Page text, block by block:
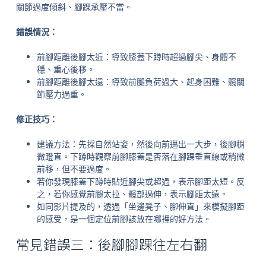
關節過度傾斜、腳踝承壓不當。
錯誤情況：
前腳距離後腳太近：導致膝蓋下蹲時超過腳尖、身體不
穩、重心後移。
前腳距離後腳太遠：導致前腿負荷過大、起身困難、髖關
節壓力過重。
修正技巧：
建議方法：先採自然站姿，然後向前邁出一大步，後腳稍
微蹬直。下蹲時觀察前腳膝蓋是否落在腳踝垂直線或稍微
前移，但不要過度。
若你發現膝蓋下蹲時貼近腳尖或超過，表示腳距太短。反
之，若你感覺前腿太拉、髖部過伸，表示腳距太遠。
如同影片提及的，透過「坐邊凳子、腳伸直」來模擬腳距
的感受，是一個定位前腳該放在哪裡的好方法。
常見錯誤三：後腳腳踝往左右翻